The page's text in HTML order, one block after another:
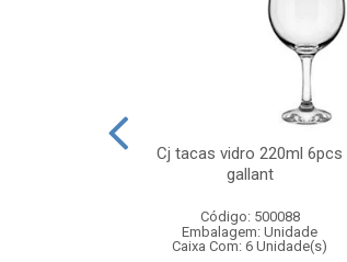
Cj tacas vidro 220ml 6pcs
gallant
Código: 500088
Embalagem: Unidade
Caixa Com: 6 Unidade(s)